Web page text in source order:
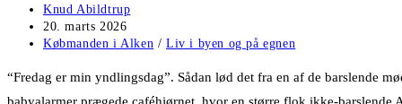
Post
author:
Knud Abildtrup
Post
published:
20. marts 2026
Post
Købmanden i Alken / Liv i byen og på egnen
“Fredag er min yndlingsdag”. Sådan lød det fra en af de barslende
babyalarmer prægede caféhjørnet, hvor en større flok ikke-barslende